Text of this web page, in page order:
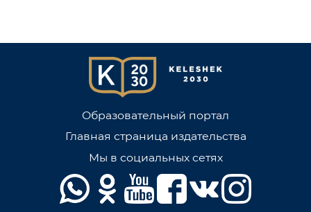
Образовательный портал
Главная страница издательства
Мы в социальных сетях